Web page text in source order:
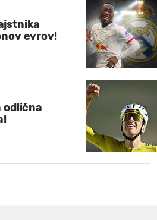
evrov!
odlična